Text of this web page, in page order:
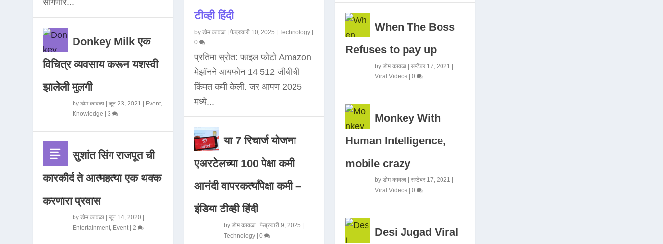
सांगणार...
Donkey Milk एक
विचित्र व्यवसाय करून यशस्वी
झालेली मुलगी
byडोम कावळा |जून 23, 2021 | Event
Knowledge |3
सुशांत सिंग राजपूत ची
कारकीर्द ते आत्महत्या एक थक्क
करणारा प्रवास
byडोम कावळा |जून 14, 2020 |
Entertainment Event | 2
टीव्ही हिंदी
by डोम कावळा| फेब्रुवारी 10, 2025 Technology|
0
प्रतिमा स्रोत: फाइल फोटो Amazon
मेझॉनने आयफोन 14 512 जीबीची
किंमत कमी केली. जर आपण 2025
मध्ये...
या 7 रिचार्ज योजना
एअरटेलच्या 100 पेक्षा कमी
आनंदी वापरकर्त्यांपेक्षा कमी –
इंडिया टीव्ही हिंदी
by डोम कावळा| फेब्रुवारी 9, 2025
Technology| 0
When The Boss
Refuses to pay up
by डोम कावळा| सप्टेंबर 17, 2021 |
Viral Videos| 0
Monkey With
Human Intelligence,
mobile crazy
by डोम कावळा| सप्टेंबर 17, 2021 |
Viral Videos| 0
Desi Jugad Viral